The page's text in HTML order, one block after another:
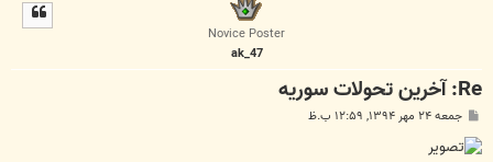
Novice Poster
ak_47
Re: آخرين تحولات سوريه
پ
ت
جمعه ۲۴ مهر ۱۳۹۴, ۱۲:۵۹ ب.ظ